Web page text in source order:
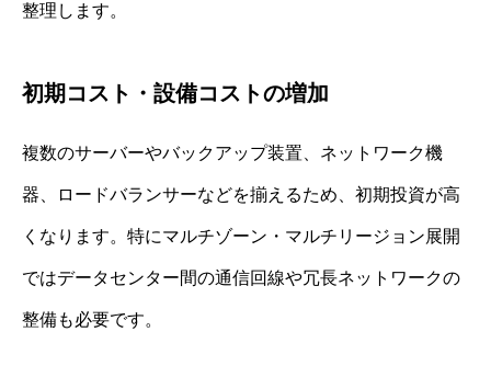
整理します。
初期コスト・設備コストの増加
複数のサーバーやバックアップ装置、ネットワーク機
器、ロードバランサーなどを揃えるため、初期投資が高
くなります。特にマルチゾーン・マルチリージョン展開
ではデータセンター間の通信回線や冗長ネットワークの
整備も必要です。